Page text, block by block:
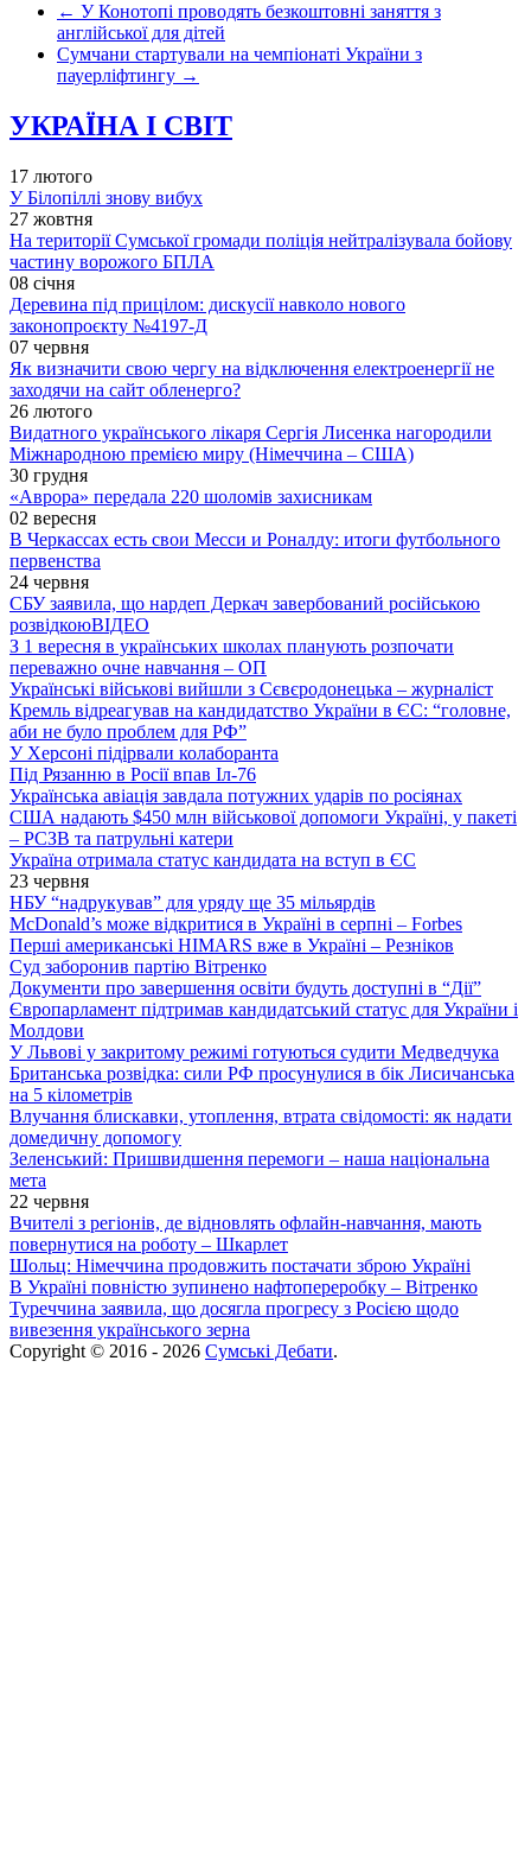
← У Конотопі проводять безкоштовні заняття з
англійської для дітей
Сумчани стартували на чемпіонаті України з
пауерліфтингу →
УКРАЇНА І СВІТ
17 лютого
У Білопіллі знову вибух
27 жовтня
На території Сумської громади поліція нейтралізувала бойову
частину ворожого БПЛА
08 січня
Деревина під прицілом: дискусії навколо нового
законопроєкту №4197-Д
07 червня
Як визначити свою чергу на відключення електроенергії не
заходячи на сайт обленерго?
26 лютого
Видатного українського лікаря Сергія Лисенка нагородили
Міжнародною премією миру (Німеччина – США)
30 грудня
«Аврора» передала 220 шоломів захисникам
02 вересня
В Черкассах есть свои Месси и Роналду: итоги футбольного
первенства
24 червня
СБУ заявила, що нардеп Деркач завербований російською
розвідкоюВІДЕО
З 1 вересня в українських школах планують розпочати
переважно очне навчання – ОП
Українські військові вийшли з Сєвєродонецька – журналіст
Кремль відреагував на кандидатство України в ЄС: “головне,
аби не було проблем для РФ”
У Херсоні підірвали колаборанта
Під Рязанню в Росії впав Іл-76
Українська авіація завдала потужних ударів по росіянах
США надають $450 млн військової допомоги Україні, у пакеті
– РСЗВ та патрульні катери
Україна отримала статус кандидата на вступ в ЄС
23 червня
НБУ “надрукував” для уряду ще 35 мільярдів
McDonald’s може відкритися в Україні в серпні – Forbes
Перші американські HIMARS вже в Україні – Резніков
Суд заборонив партію Вітренко
Документи про завершення освіти будуть доступні в “Дії”
Європарламент підтримав кандидатський статус для України і
Молдови
У Львові у закритому режимі готуються судити Медведчука
Британська розвідка: сили РФ просунулися в бік Лисичанська
на 5 кілометрів
Влучання блискавки, утоплення, втрата свідомості: як надати
домедичну допомогу
Зеленський: Пришвидшення перемоги – наша національна
мета
22 червня
Вчителі з регіонів, де відновлять офлайн-навчання, мають
повернутися на роботу – Шкарлет
Шольц: Німеччина продовжить постачати зброю Україні
В Україні повністю зупинено нафтопереробку – Вітренко
Туреччина заявила, що досягла прогресу з Росією щодо
вивезення українського зерна
Copyright © 2016 - 2026 Сумські Дебати.